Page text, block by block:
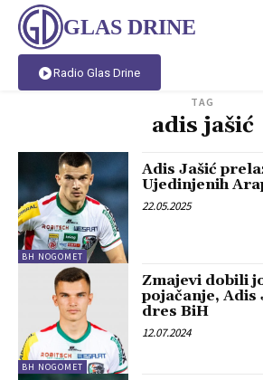
GLAS DRINE
Radio Glas Drine
TAG
adis jašić
BH NOGOMET
Adis Jašić
Ujedinjenih
22.05.2025
BH NOGOMET
Zmajevi dobili
pojačanje, Adis
dres BiH
12.07.2024